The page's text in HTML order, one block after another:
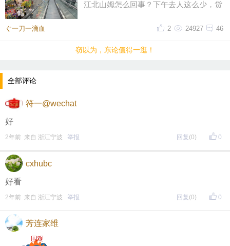
江北山姆怎么回事？下午去人这么少，货
越来越多，这真是没想到。都说
ぐ一刀一滴血 46
24927
2
窃以为，东论值得一逛！
全部评论
符一@wechat
好
0
2年前 来自 浙江宁波 举报 回复 (0)
cxhubc
好看
0
2年前 来自 浙江宁波 举报 回复 (0)
芳连家维